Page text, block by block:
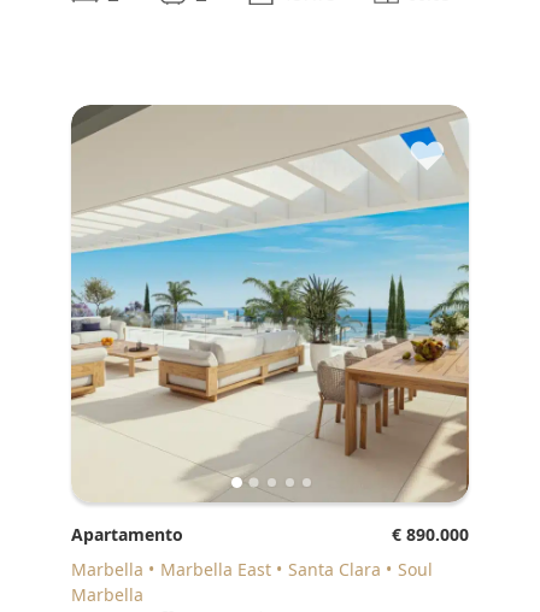
♥
Apartamento
€ 890.000
Marbella
Marbella East Santa Clara
Soul
Marbella